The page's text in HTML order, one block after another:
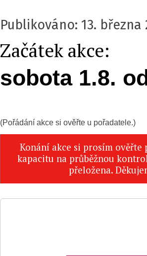
Publikováno: 13. března
Začátek akce:
sobota 1.8.
(Pořádání akce si ověřte u pořadatele.)
Konání akce si prosím ověřte
kapacitu na průběžnou
přeložena.